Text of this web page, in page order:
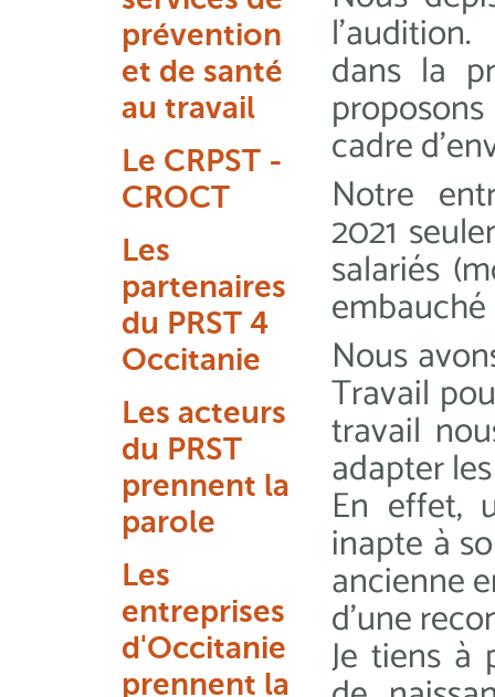
prévention
et de santé
au travail
Le CRPST -
CROCT
Les
partenaires
du PRST 4
Occitanie
Les acteurs
du PRST
prennent la
parole
Les
entreprises
d'Occitanie
prennent la
dans la
cadre
Notre
2021
salariés
Nous
Travail
travail
adapter
En effet,
inapte à
ancienne
d’une
Je tiens à